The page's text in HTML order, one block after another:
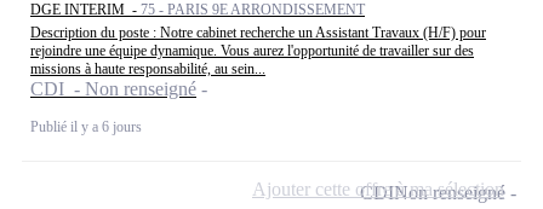
DGE INTERIM - 75 - PARIS 9E ARRONDISSEMENT
Description du poste : Notre cabinet recherche un Assistant Travaux (H/F) pour
rejoindre une équipe dynamique. Vous aurez l'opportunité de travailler sur des
missions à haute responsabilité, au sein...
CDI - Non renseigné
Publié il y a 6 jours
CDINon renseigné
Ajouter cette offre à ma sélection